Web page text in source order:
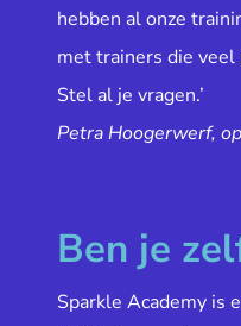
hebben al onze
met trainers die veel
Stel al je vragen.’
Petra Hoogerwerf,
Ben je
Sparkle Academy is